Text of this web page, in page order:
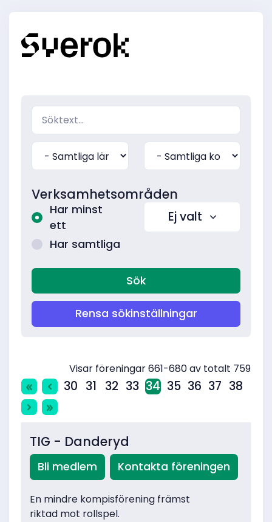
Verksamhetsområden
Har minst
ett
Har samtliga
Ej valt
Rensa sökinställningar
Visar föreningar 661-680 av totalt 759
30 31 32 33 34 35 36 37 38
TIG - Danderyd
Bli medlem Kontakta föreningen
En mindre kompisförening främst
riktad mot rollspel.